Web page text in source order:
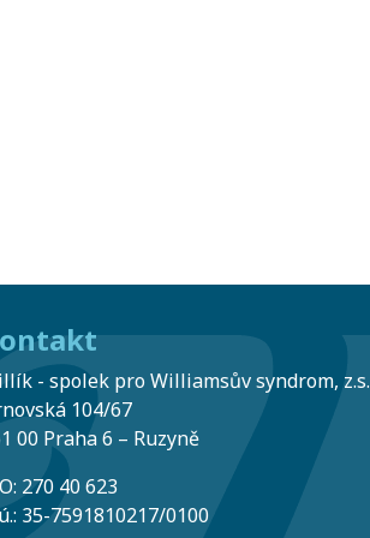
- spolek pro Williamsův syndrom, z.s.
104/67
00 Praha 6 – Ruzyně
270 40 623
35-7591810217/0100